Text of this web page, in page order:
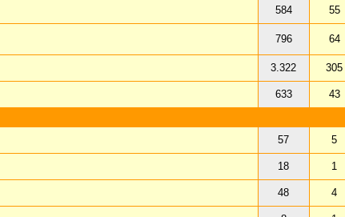
584 55
796 64
3.322 305
633 43
57 5
18 1
48 4